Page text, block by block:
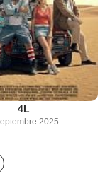
4L
2025